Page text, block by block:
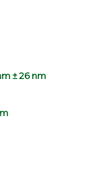
± 26 nm